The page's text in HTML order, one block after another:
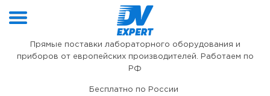
Прямые поставки лабораторного оборудования и
приборов от европейских производителей. Работаем по
РФ
Бесплатно по России